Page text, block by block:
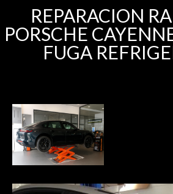
REPARACION
PORSCHE
FUGA